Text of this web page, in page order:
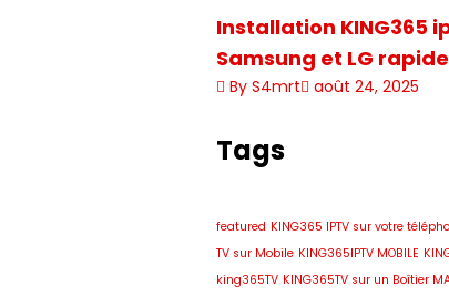
Installation KING365
Samsung et LG rapide
By S4mrt août 24, 2025
Tags
featured KING365 IPTV sur votre
TV sur Mobile KING365IPTV MOBILE
king365TV KING365TV sur un Boîtier